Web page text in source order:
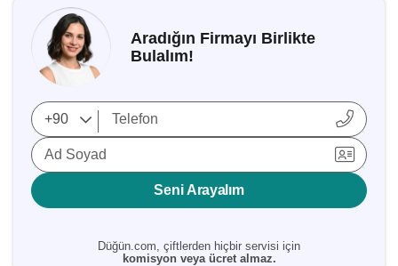
Aradığın Firmayı Birlikte
Bulalım!
Ad Soyad
Seni Arayalım
Düğün.com, çiftlerden hiçbir servisi için
komisyon veya ücret almaz.